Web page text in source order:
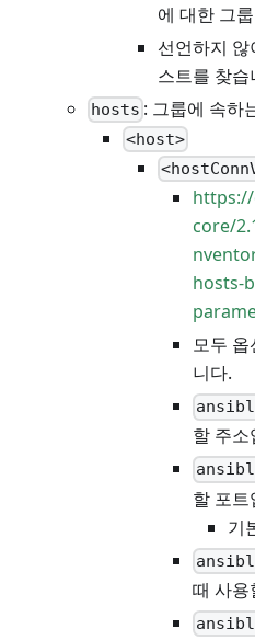
에 대한 그
선언하지
스트를 찾습
hosts : 그룹에 속하
<host>
core/
hosts-
모두
니다.
할 주소
할 포트
기
때 사용